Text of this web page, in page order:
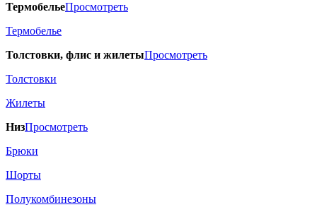
ТермобельеПросмотреть
Термобелье
Толстовки, флис и жилетыПросмотреть
Толстовки
Жилеты
НизПросмотреть
Брюки
Шорты
Полукомбинезоны